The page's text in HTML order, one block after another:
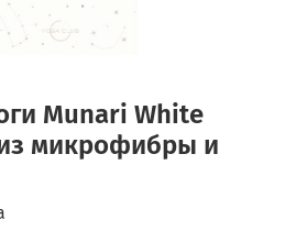
Munari White
микрофибры и